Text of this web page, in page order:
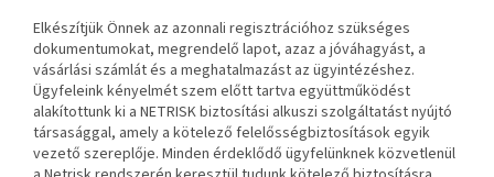
Elkészítjük Önnek az azonnali regisztrációhoz szükséges
dokumentumokat, megrendelő lapot, azaz a jóváhagyást, a
vásárlási számlát és a meghatalmazást az ügyintézéshez.
Ügyfeleink kényelmét szem előtt tartva együttműködést
alakítottunk ki a NETRISK biztosítási alkuszi szolgáltatást nyújtó
társasággal, amely a kötelező felelősségbiztosítások egyik
vezető szereplője. Minden érdeklődő ügyfelünknek közvetlenül